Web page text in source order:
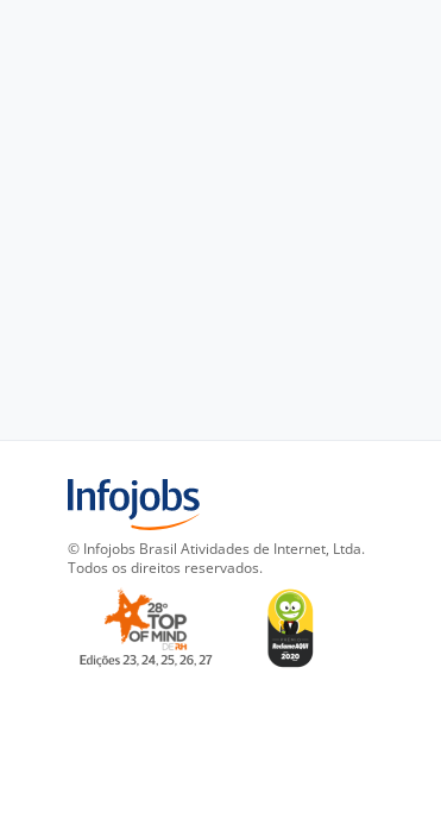
© Infojobs Brasil Atividades de Internet, Ltda.
Todos os direitos reservados.